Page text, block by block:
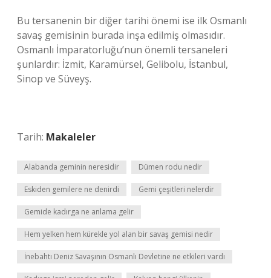
Bu tersanenin bir diğer tarihi önemi ise ilk Osmanlı
savaş gemisinin burada inşa edilmiş olmasıdır.
Osmanlı İmparatorluğu’nun önemli tersaneleri
şunlardır: İzmit, Karamürsel, Gelibolu, İstanbul,
Sinop ve Süveyş.
Tarih: Makaleler
Alabanda geminin neresidir Dümen rodu nedir
Eskiden gemilere ne denirdi Gemi çeşitleri nelerdir
Gemide kadırga ne anlama gelir
Hem yelken hem kürekle yol alan bir savaş gemisi nedir
İnebahtı Deniz Savaşının Osmanlı Devletine ne etkileri vardı